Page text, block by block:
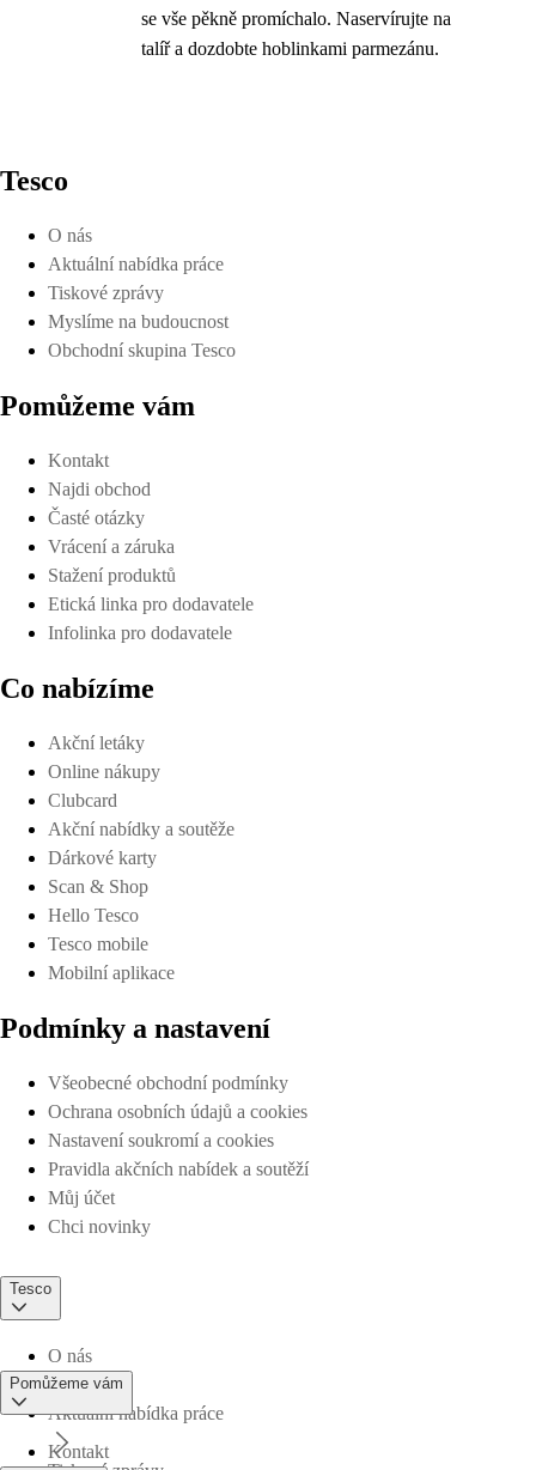
se vše pěkně promíchalo. Naservírujte na
talíř a dozdobte hoblinkami parmezánu.
Tesco
O nás
Aktuální nabídka práce
Tiskové zprávy
Myslíme na budoucnost
Obchodní skupina Tesco
Pomůžeme vám
Kontakt
Najdi obchod
Časté otázky
Vrácení a záruka
Stažení produktů
Etická linka pro dodavatele
Infolinka pro dodavatele
Co nabízíme
Akční letáky
Online nákupy
Clubcard
Akční nabídky a soutěže
Dárkové karty
Scan & Shop
Hello Tesco
Tesco mobile
Mobilní aplikace
Podmínky a nastavení
Všeobecné obchodní podmínky
Ochrana osobních údajů a cookies
Nastavení soukromí a cookies
Pravidla akčních nabídek a soutěží
Můj účet
Chci novinky
Tesco
O nás
Aktuální nabídka práce
Pomůžeme vám
Kontakt